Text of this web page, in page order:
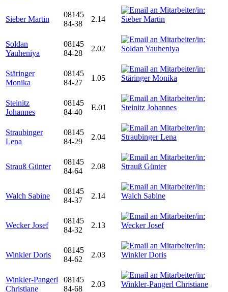
Sieber Martin
08145
84-38
2.14
Soldan
Yauheniya
08145
84-28
2.02
Stäringer
Monika
08145
84-27
1.05
Steinitz
Johannes
08145
84-40
E.01
Straubinger
Lena
08145
84-29
2.04
Strauß Günter
08145
84-64
2.08
Walch Sabine
08145
84-37
2.14
Wecker Josef
08145
84-32
2.13
Winkler Doris
08145
84-62
2.03
Winkler-Pangerl
Christiane
08145
84-68
2.03